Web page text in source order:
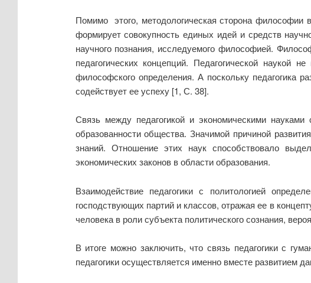
Помимо этого, методологическая сторона философии
формирует совокупность единых идей и средств
научного познания, исследуемого философией.
педагогических концепций. Педагогической
философского определения. А поскольку педагогика
содействует ее успеху [1, С. 38].
Связь между педагогикой и экономическими
образованности общества. Значимой причиной
знаний. Отношение этих наук способствовало
экономических законов в области образования.
Взаимодействие педагогики с политологией
господствующих партий и классов, отражая ее в
человека в роли субъекта политического сознания,
В итоге можно заключить, что связь педагогики с
педагогики осуществляется именно вместе развитием